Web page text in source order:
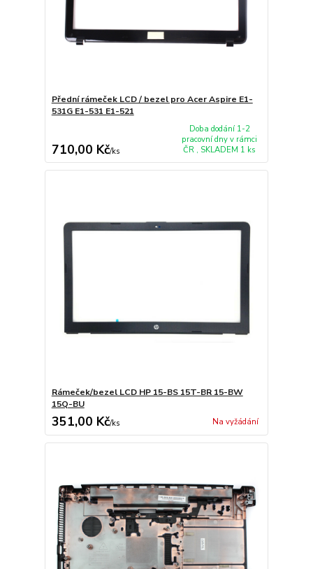
Přední rámeček LCD / bezel pro Acer Aspire E1-
531G E1-531 E1-521
710,00 Kč/ks
Doba dodání 1-2
pracovní dny v rámci
ČR , SKLADEM 1 ks
Rámeček/bezel LCD HP 15-BS 15T-BR 15-BW
15Q-BU
351,00 Kč/ks Na vyžádání